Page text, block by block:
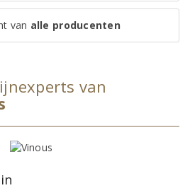
van alle producenten
van